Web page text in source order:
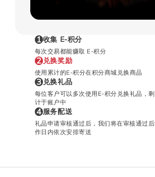
1收集 E-积分
每次交易都能赚取 E-积分
2兑换奖励
使用累计的E-积分在积分商城兑换商品
3兑换礼品
每位客户可以多次使用E-积分兑换礼品，
计于账户中
4服务配送
礼品申请审核通过后，我们将在审核通过
作日内依次安排寄送